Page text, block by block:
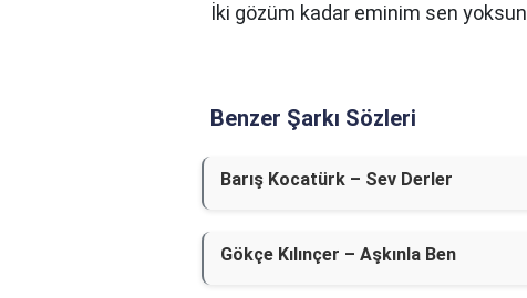
İki gözüm kadar eminim sen yoksun
Benzer Şarkı Sözleri
Barış Kocatürk – Sev Derler
Gökçe Kılınçer – Aşkınla Ben